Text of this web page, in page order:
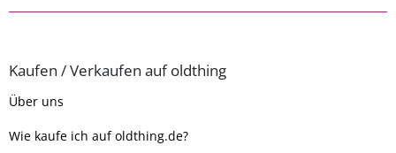
Kaufen / Verkaufen auf oldthing
Über uns
Wie kaufe ich auf oldthing.de?